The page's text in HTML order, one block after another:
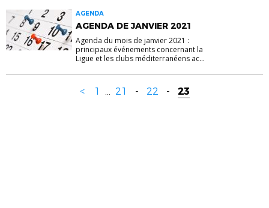
AGENDA
AGENDA DE JANVIER 2021
Agenda du mois de janvier 2021 :
principaux événements concernant la
Ligue et les clubs méditerranéens ac...
< 1 ... 21 - 22 - 23